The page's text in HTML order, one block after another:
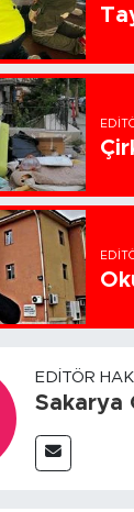
EDITÖR
Sakarya